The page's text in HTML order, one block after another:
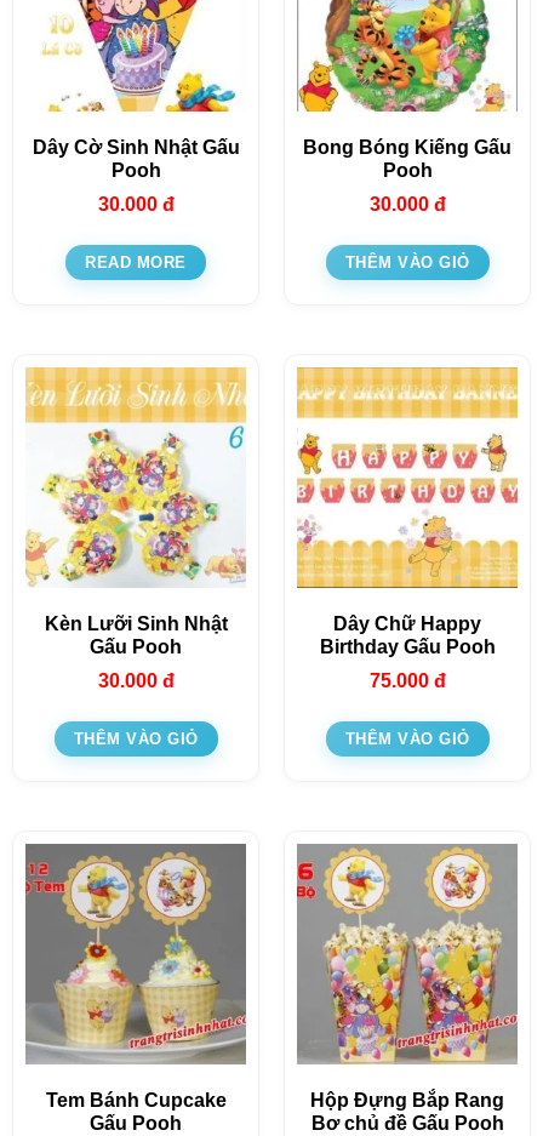
Dây Cờ Sinh Nhật Gấu
Pooh
30.000 đ
READ MORE
Bong Bóng Kiếng Gấu
Pooh
30.000 đ
THÊM VÀO GIỎ
Kèn Lưỡi Sinh Nhật
Gấu Pooh
30.000 đ
THÊM VÀO GIỎ
Dây Chữ Happy
Birthday Gấu Pooh
75.000 đ
THÊM VÀO GIỎ
Tem Bánh Cupcake
Gấu Pooh
Hộp Đựng Bắp Rang
Bơ chủ đề Gấu Pooh